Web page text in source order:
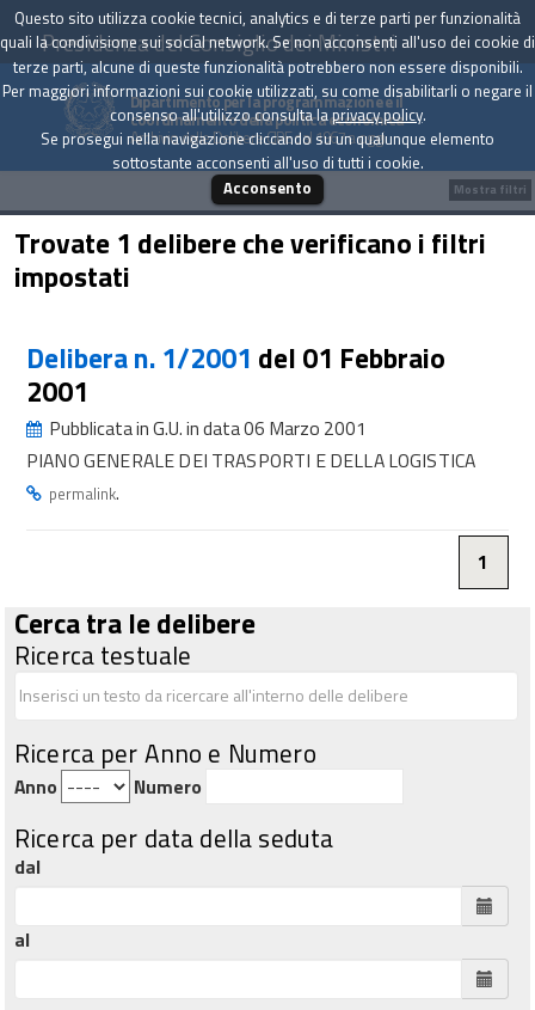
Presidenza del Consiglio dei Ministri
Dipartimento per la programmazione e il
coordinamento della politica economica
Archivio delle Delibere CIPE dal 1967 a oggi
Trovate 1 delibere che verificano i filtri
impostati
Delibera n. 1/2001 del 01 Febbraio
2001
Pubblicata in G.U. in data 06 Marzo 2001
PIANO GENERALE DEI TRASPORTI E DELLA LOGISTICA
permalink.
1
Cerca tra le delibere
Ricerca testuale
Ricerca per Anno e Numero
Anno Numero
Ricerca per data della seduta
dal
al
Mostra filtri
Questo sito utilizza cookie tecnici, analytics e di terze parti per funzionalità
quali la condivisione sui social network. Se non acconsenti all'uso dei cookie di
terze parti, alcune di queste funzionalità potrebbero non essere disponibili.
Per maggiori informazioni sui cookie utilizzati, su come disabilitarli o negare il
consenso all'utilizzo consulta laprivacy policy.
Se prosegui nella navigazione cliccando su un qualunque elemento
sottostante acconsenti all'uso di tutti i cookie.
Acconsento